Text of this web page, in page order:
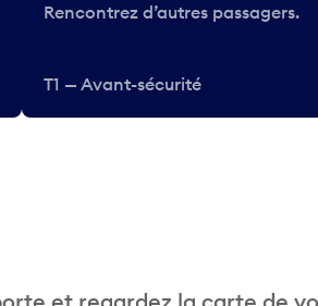
Rencontrez d’autres passagers.
T1 — Avant-sécurité